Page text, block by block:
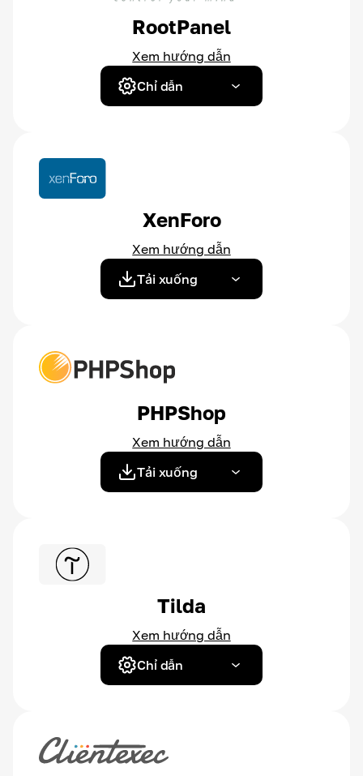
RootPanel
Xem hướng dẫn
Chỉ dẫn
XenForo
Xem hướng dẫn
Tải xuống
PHPShop
Xem hướng dẫn
Tải xuống
Tilda
Xem hướng dẫn
Chỉ dẫn